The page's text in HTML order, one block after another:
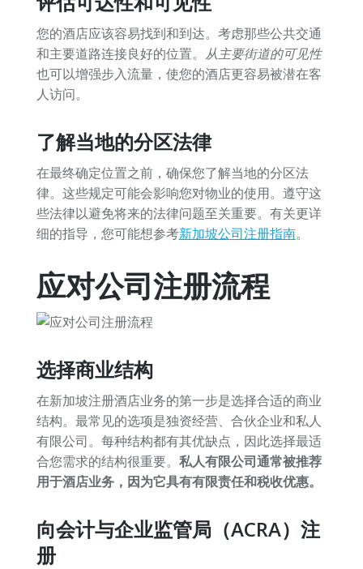
您的酒店应该容易找到和到达。考虑那些公共交通
和主要道路连接良好的位置。 从主要街道的可见性
也可以增强步入流量，使您的酒店更容易被潜在客
人访问。
了解当地的分区法律
在最终确定位置之前，确保您了解当地的分区法
律。这些规定可能会影响您对物业的使用。遵守这
些法律以避免将来的法律问题至关重要。有关更详
细的指导，您可能想参考新加坡公司注册指南。
应对公司注册流程
选择商业结构
在新加坡注册酒店业务的第一步是选择合适的商业
结构。最常见的选项是独资经营、合伙企业和私人
有限公司。每种结构都有其优缺点，因此选择最适
合您需求的结构很重要。 私人有限公司通常被推荐
用于酒店业务，因为它具有有限责任和税收优惠。
向会计与企业监管局（ACRA）注
册